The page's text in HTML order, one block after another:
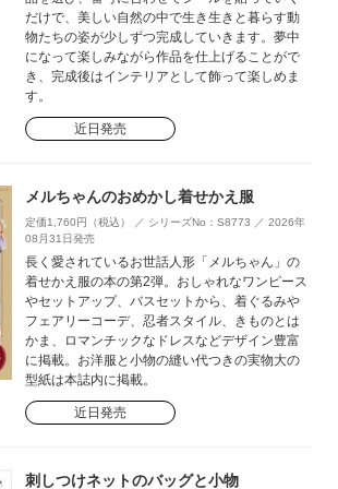
だけで、美しい自然の中で生き生きと暮らす動
物たちの姿が少しずつ完成していきます。夢中
になって楽しみながら作品を仕上げることがで
き、完成後はインテリアとして飾って楽しめま
す。
近日発売
メルちゃんのおめかし着せかえ服
定価1,760円（税込） ／ シリーズNo：S8773 ／ 2026年
08月31日発売
長く愛されているお世話人形「メルちゃん」の
着せかえ服の本の第2弾。おしゃれなワンピース
やセットアップ、バスセットから、着ぐるみや
フェアリーコーデ、忍者スタイル、きものとは
かま、ロマンチックなドレスなどデザイン豊富
に掲載。お洋服と小物の縫い代つきの実物大の
型紙は本誌内に掲載。
近日発売
刺しつけネットのバッグと小物